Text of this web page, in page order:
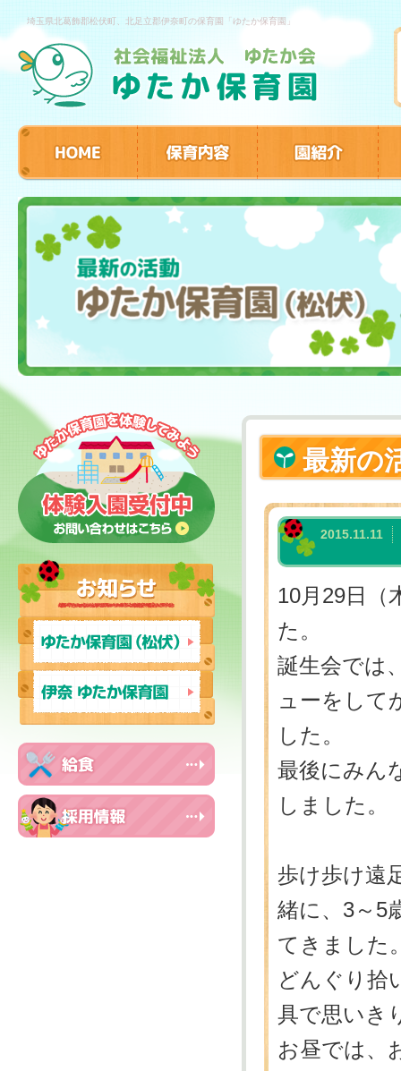
埼玉県北葛飾郡松伏町、北足立郡伊奈町の保育園「ゆたか保育園」
最新の
2015.11.11
10月29日（
た。
誕生会では
ューをして
した。
最後にみん
しました。
歩け歩け遠
緒に、3～5
てきました
どんぐり拾
具で思いき
お昼では、